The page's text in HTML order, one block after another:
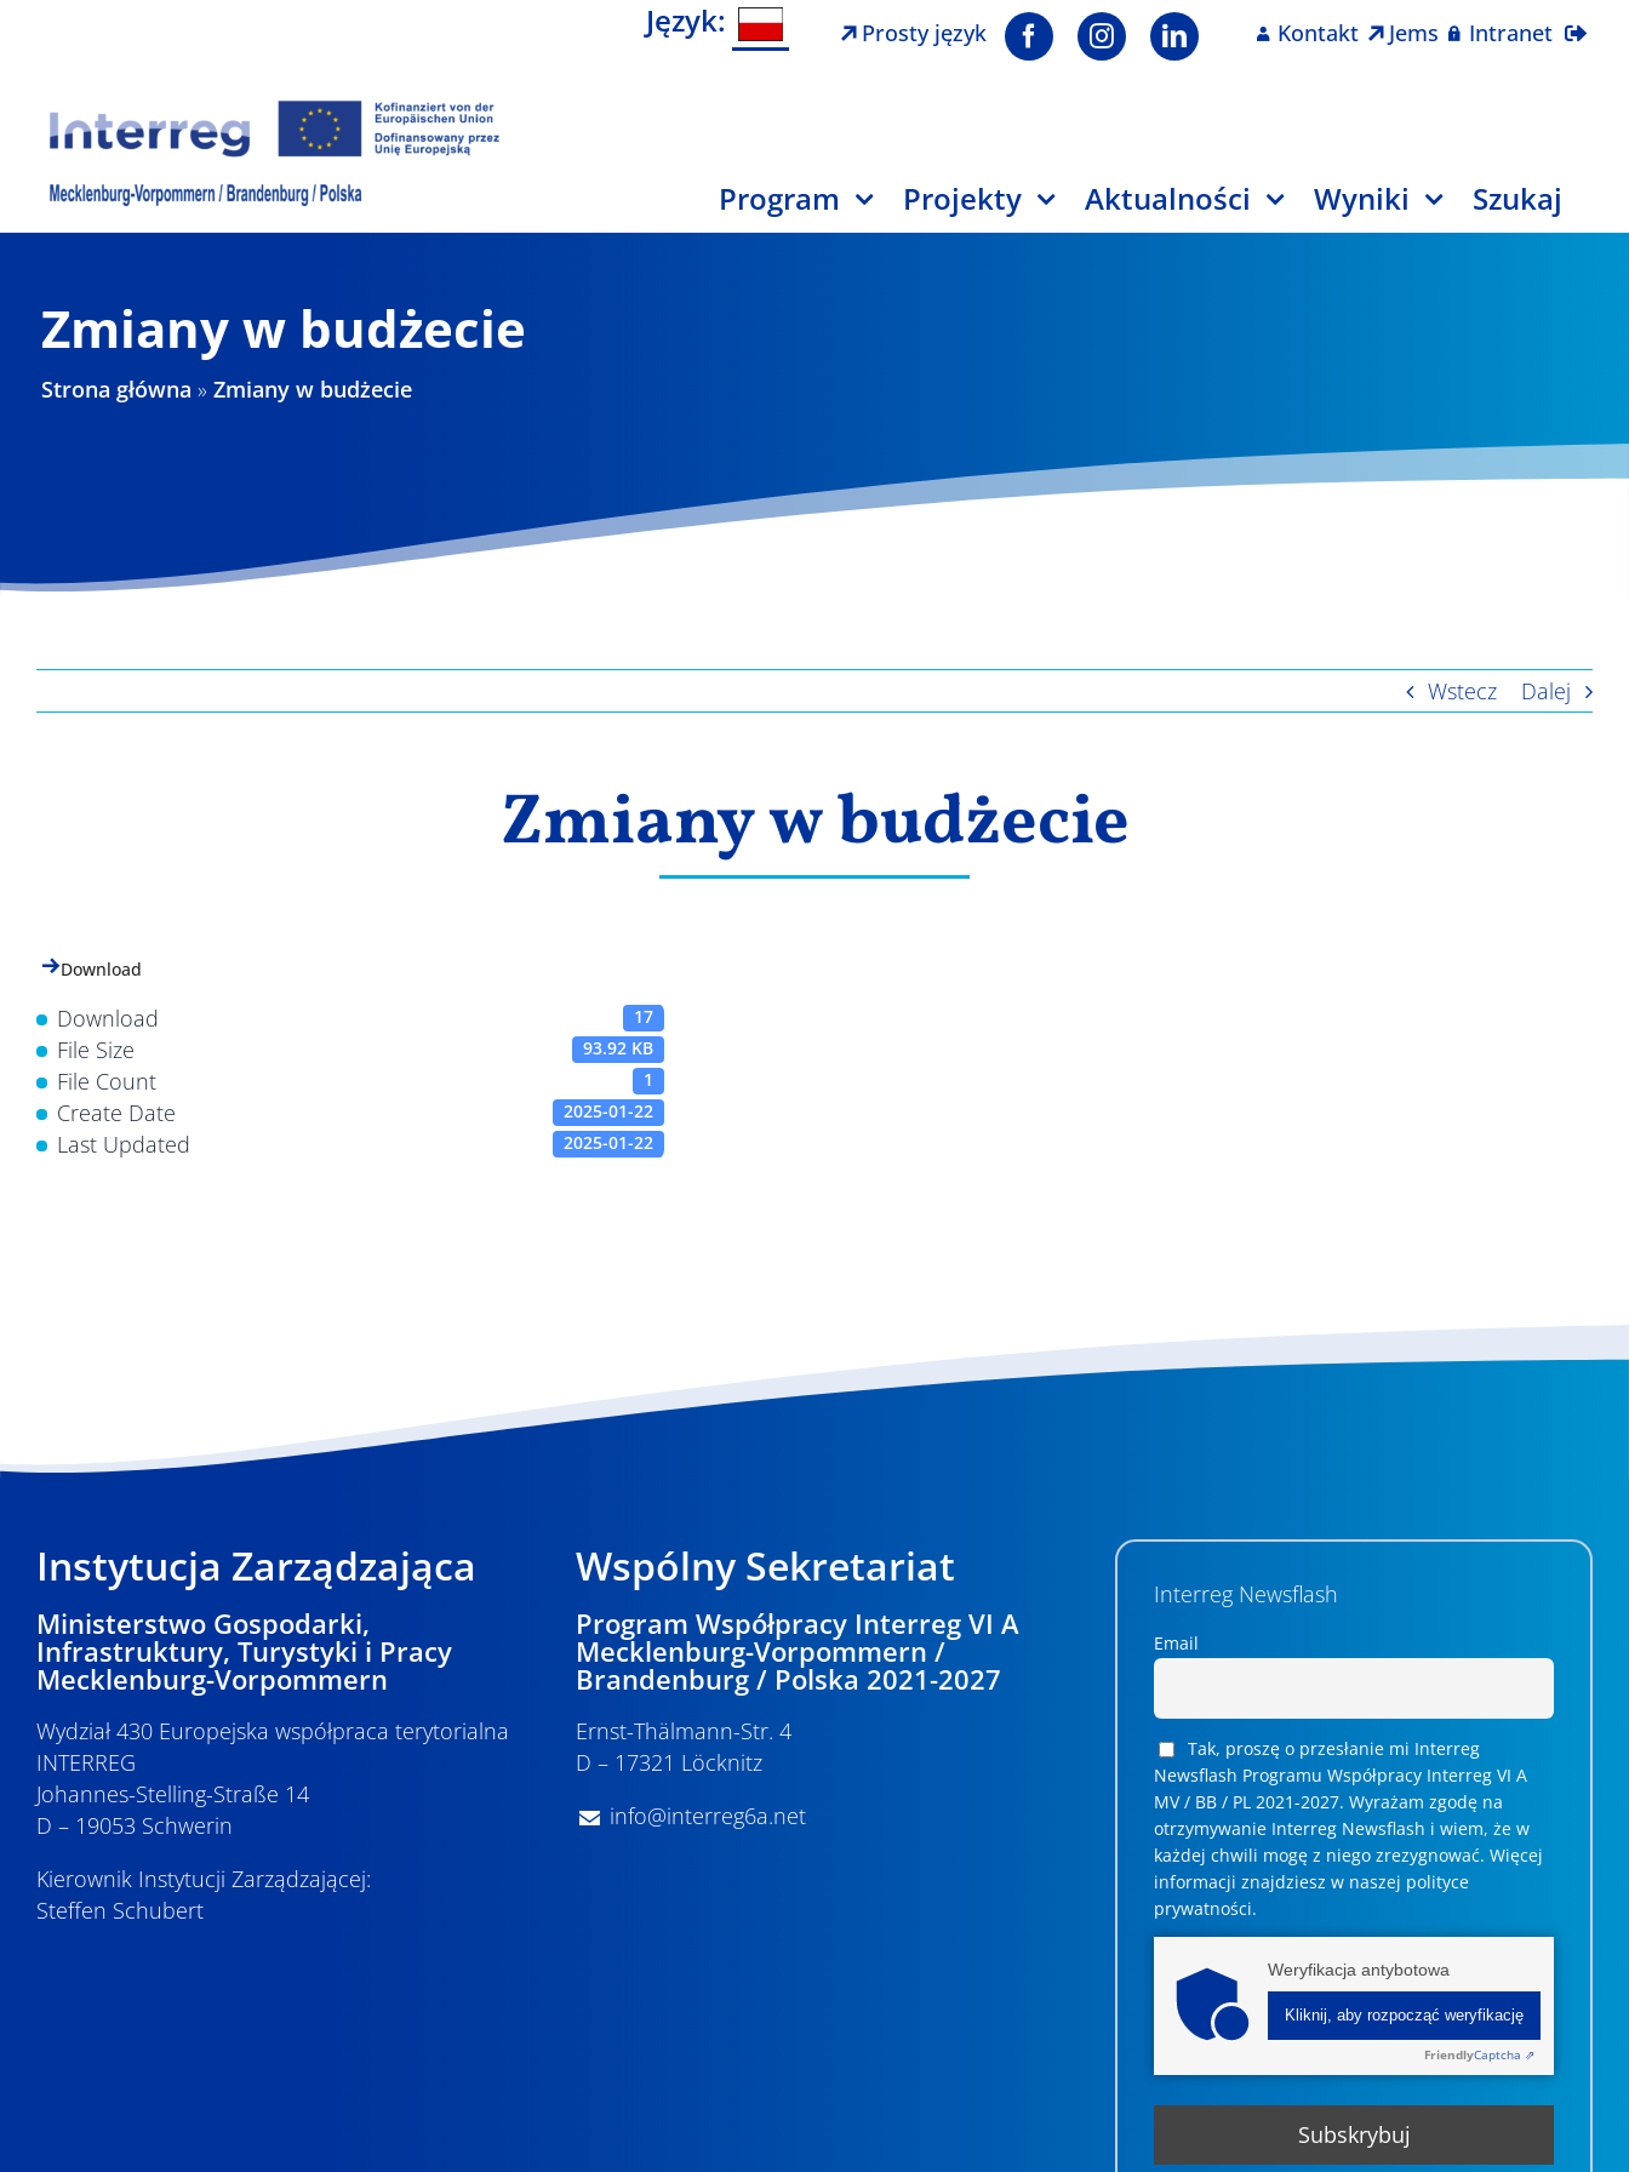
Język: Prosty język Kontakt Jems Intranet
Program Projekty Aktualności Wyniki Szukaj
Zmiany w budżecie
Strona główna »Zmiany w budżecie
Wstecz Dalej
Zmiany w budżecie
Download
Download 17
File Size 93.92 KB
File Count 1
Create Date 2025-01-22
Last Updated 2025-01-22
Instytucja Zarządzająca
Ministerstwo Gospodarki,
Infrastruktury, Turystyki i Pracy
Mecklenburg-Vorpommern
Wydział 430 Europejska współpraca terytorialna
INTERREG
Johannes-Stelling-Straße 14
D – 19053 Schwerin
Kierownik Instytucji Zarządzającej:
Steffen Schubert
Wspólny Sekretariat
Program Współpracy Interreg VI A
Mecklenburg-Vorpommern /
Brandenburg / Polska 2021-2027
Ernst-Thälmann-Str. 4
D – 17321 Löcknitz
info@interreg6a.net
Interreg Newsflash
Email
Tak, proszę o przesłanie mi Interreg
Newsflash Programu Współpracy Interreg VI A
MV / BB / PL 2021-2027. Wyrażam zgodę na
otrzymywanie Interreg Newsflash i wiem, że w
każdej chwili mogę z niego zrezygnować. ­­Więcej
informacji znajdziesz w naszej polityce
prywatności.
Weryfikacja antybotowa
Kliknij, aby rozpocząć weryfikację
FriendlyCaptcha ⇗